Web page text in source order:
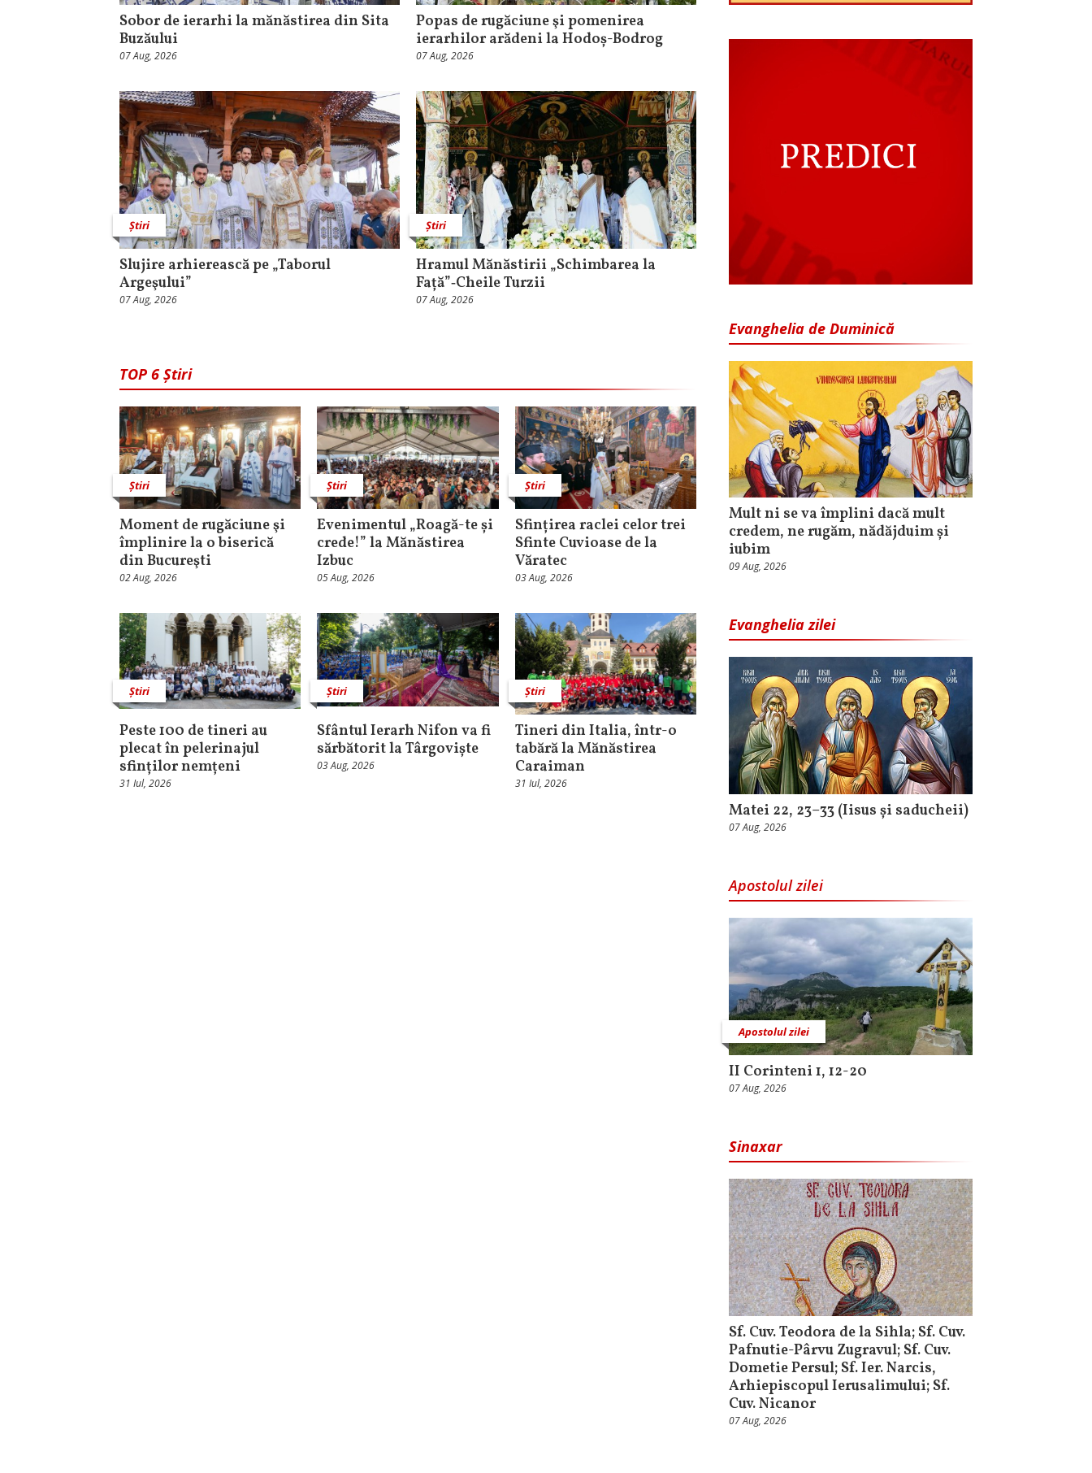
Sobor de ierarhi la mănăstirea din Sita
Buzăului
07 Aug, 2026
Popas de rugăciune şi pomenirea
ierarhilor arădeni la Hodoș-Bodrog
07 Aug, 2026
Știri
Slujire arhierească pe „Taborul
Argeşului”
07 Aug, 2026
Știri
Hramul Mănăstirii „Schimbarea la
Față”‑Cheile Turzii
07 Aug, 2026
TOP 6 Știri
Știri
Moment de rugăciune şi
împlinire la o biserică
din Bucureşti
02 Aug, 2026
Știri
Evenimentul „Roagă-te și
crede!” la Mănăstirea
Izbuc
05 Aug, 2026
Știri
Sfințirea raclei celor trei
Sfinte Cuvioase de la
Văratec
03 Aug, 2026
Știri
Peste 100 de tineri au
plecat în pelerinajul
sfinților nemțeni
31 Iul, 2026
Știri
Sfântul Ierarh Nifon va fi
sărbătorit la Târgoviște
03 Aug, 2026
Știri
Tineri din Italia, într-o
tabără la Mănăstirea
Caraiman
31 Iul, 2026
Evanghelia de Duminică
Mult ni se va împlini dacă mult
credem, ne rugăm, nădăjduim și
iubim
09 Aug, 2026
Evanghelia zilei
Matei 22, 23–33 (Iisus și saducheii)
07 Aug, 2026
Apostolul zilei
Apostolul zilei
II Corinteni 1, 12-20
07 Aug, 2026
Sinaxar
Sf. Cuv. Teodora de la Sihla; Sf. Cuv.
Pafnutie-Pârvu Zugravul; Sf. Cuv.
Dometie Persul; Sf. Ier. Narcis,
Arhiepiscopul Ierusalimului; Sf.
Cuv. Nicanor
07 Aug, 2026